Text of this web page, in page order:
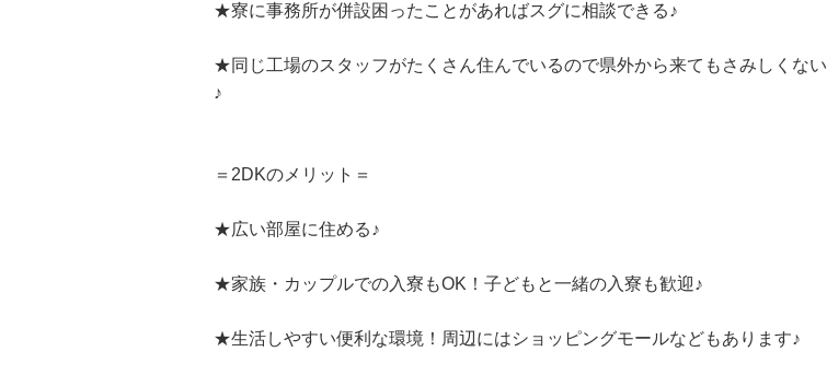
★寮に事務所が併設困ったことがあればスグに相談できる♪
★同じ工場のスタッフがたくさん住んでいるので県外から来てもさみしくない
♪
＝2DKのメリット＝
★広い部屋に住める♪
★家族・カップルでの入寮もOK！子どもと一緒の入寮も歓迎♪
★生活しやすい便利な環境！周辺にはショッピングモールなどもあります♪